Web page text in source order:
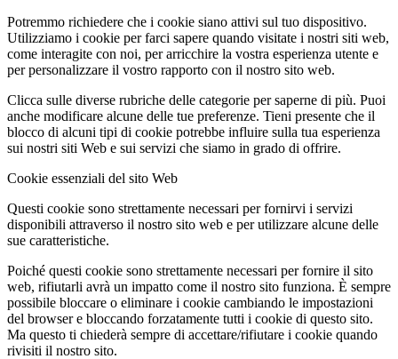
Potremmo richiedere che i cookie siano attivi sul tuo dispositivo.
Utilizziamo i cookie per farci sapere quando visitate i nostri siti web,
come interagite con noi, per arricchire la vostra esperienza utente e
per personalizzare il vostro rapporto con il nostro sito web.
Clicca sulle diverse rubriche delle categorie per saperne di più. Puoi
anche modificare alcune delle tue preferenze. Tieni presente che il
blocco di alcuni tipi di cookie potrebbe influire sulla tua esperienza
sui nostri siti Web e sui servizi che siamo in grado di offrire.
Cookie essenziali del sito Web
Questi cookie sono strettamente necessari per fornirvi i servizi
disponibili attraverso il nostro sito web e per utilizzare alcune delle
sue caratteristiche.
Poiché questi cookie sono strettamente necessari per fornire il sito
web, rifiutarli avrà un impatto come il nostro sito funziona. È sempre
possibile bloccare o eliminare i cookie cambiando le impostazioni
del browser e bloccando forzatamente tutti i cookie di questo sito.
Ma questo ti chiederà sempre di accettare/rifiutare i cookie quando
rivisiti il nostro sito.